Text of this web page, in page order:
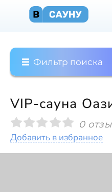
Фильтр поиска
VIP-сауна
0
Добавить в избранное